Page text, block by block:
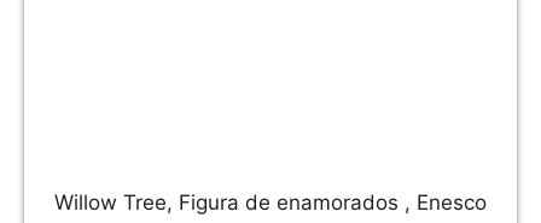
Willow Tree, Figura de enamorados , Enesco